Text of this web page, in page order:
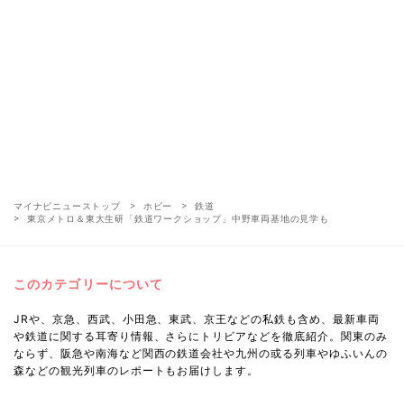
マイナビニューストップ ホビー
鉄道
東京メトロ＆東大生研「鉄道ワークショップ」中野車両基地の見学も
このカテゴリーについて
JRや、京急、西武、小田急、東武、京王などの私鉄も含め、最新車両
や鉄道に関する耳寄り情報、さらにトリビアなどを徹底紹介。関東のみ
ならず、阪急や南海など関西の鉄道会社や九州の或る列車やゆふいんの
森などの観光列車のレポートもお届けします。